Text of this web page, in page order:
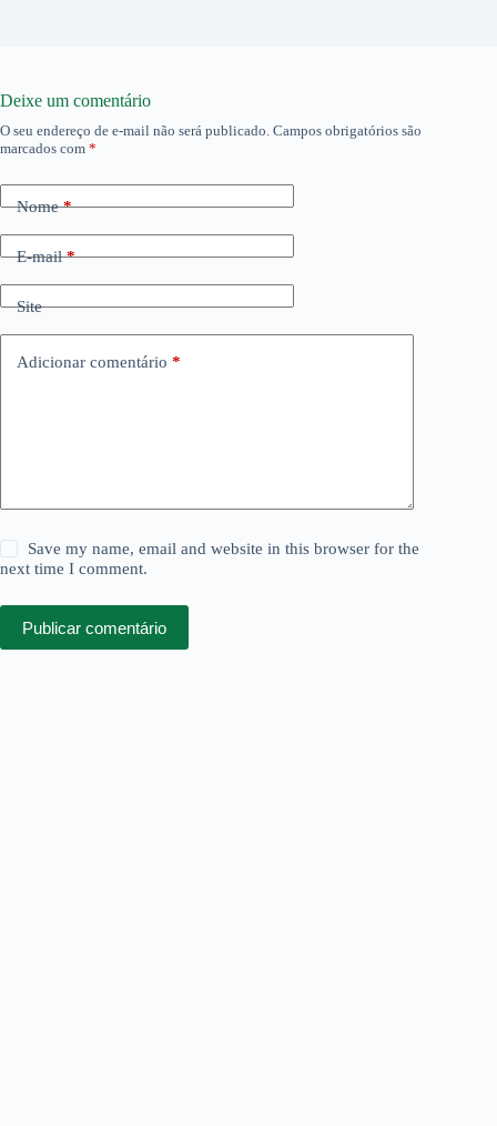
Deixe um comentário
O seu endereço de e-mail não será publicado. Campos obrigatórios são
marcados com *
Nome*
E-mail*
Site
Adicionar comentário *
Save my name, email and website in this browser for the
next time I comment.
Publicar comentário